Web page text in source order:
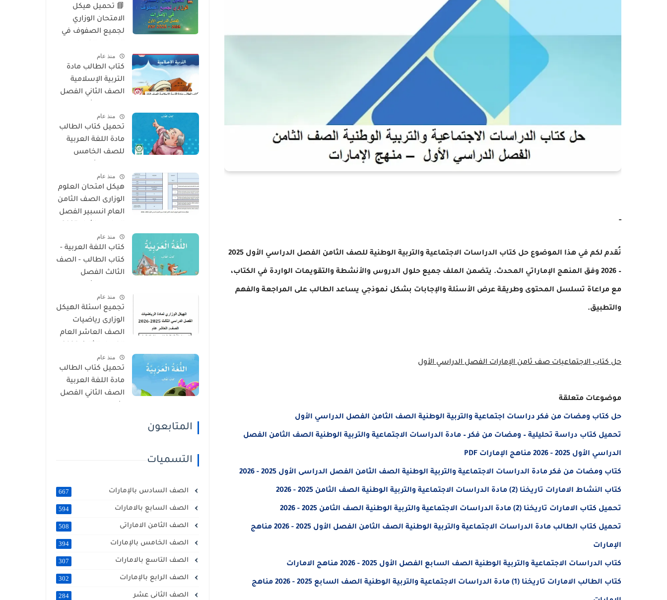
-
نُقدم لكم في هذا الموضوع حل كتاب الدراسات الاجتماعية والتربية الوطنية للصف الثامن الفصل الدراسي الأول 2025
– 2026 وفق المنهج الإماراتي المحدث. يتضمن الملف جميع حلول الدروس والأنشطة والتقويمات الواردة في الكتاب،
مع مراعاة تسلسل المحتوى وطريقة عرض الأسئلة والإجابات بشكل نموذجي يساعد الطالب على المراجعة والفهم
والتطبيق.
حل كتاب الاجتماعيات صف ثامن الإمارات الفصل الدراسي الأول
موضوعات متعلقة
حل كتاب ومضات من فكر دراسات اجتماعية والتربية الوطنية الصف الثامن الفصل الدراسي الأول
تحميل كتاب دراسة تحليلية – ومضات من فكر – مادة الدراسات الاجتماعية والتربية الوطنية الصف الثامن الفصل
الدراسي الأول 2025 - 2026 مناهج الإمارات PDF
كتاب ومضات من فكر مادة الدراسات الاجتماعية والتربية الوطنية الصف الثامن الفصل الدراسى الأول 2025 - 2026
كتاب النشاط الامارات تاريخنا (2) مادة الدراسات الاجتماعية والتربية الوطنية الصف الثامن 2025 - 2026
تحميل كتاب الامارات تاريخنا (2) مادة الدراسات الاجتماعية والتربية الوطنية الصف الثامن 2025 - 2026
تحميل كتاب الطالب مادة الدراسات الاجتماعية والتربية الوطنية الصف الثامن الفصل الأول 2025 - 2026 مناهج
الإمارات
كتاب الدراسات الاجتماعية والتربية الوطنية الصف السابع الفصل الأول 2025 - 2026 مناهج الامارات
كتاب الطالب الامارات تاريخنا (1) مادة الدراسات الاجتماعية والتربية الوطنية الصف السابع 2025 - 2026 مناهج
2026 – المنهج
الإماراتي
📘 تحميل هيكل
الامتحان الوزاري
لجميع الصفوف في
2026 PDF
منذ عام
كتاب الطالب مادة
التربية الإسلامية
الصف الثاني الفصل
2026 منهج الاماراتمنذ عام
تحميل كتاب الطالب
مادة اللغة العربية
للصف الخامس
2026 منهج الإماراتمنذ عام
هيكل امتحان العلوم
الوزارى الصف الثامن
العام انسبير الفصل
2026منذ عام
كتاب اللغة العربية -
كتاب الطالب - الصف
الثالث الفصل
2026 منهج الإماراتمنذ عام
تجميع اسئلة الهيكل
الوزارى رياضيات
الصف العاشر العام
منذ عام
تحميل كتاب الطالب
مادة اللغة العربية
الصف الثاني الفصل
المتابعون
التسميات
الصف السادس بالإمارات 667
الصف السابع بالامارات 594
الصف الثامن الاماراتى 508
الصف الخامس بالإمارات 394
الصف التاسع بالامارات 307
الصف الرابع بالإمارات 302
الصف الثانى عشر 284